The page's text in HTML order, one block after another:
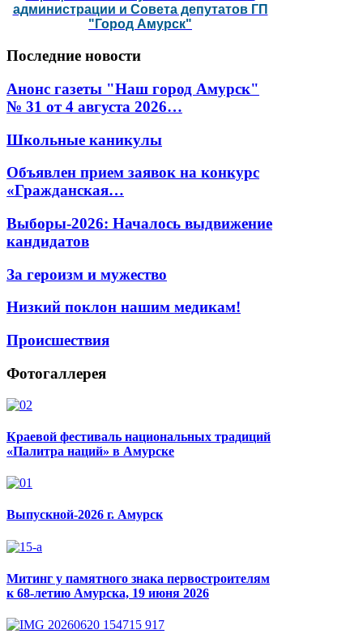
администрации и Совета депутатов ГП
"Город Амурск"
Последние новости
Анонс газеты "Наш город Амурск"
№ 31 от 4 августа 2026…
Школьные каникулы
Объявлен прием заявок на конкурс
«Гражданская…
Выборы-2026: Началось выдвижение
кандидатов
За героизм и мужество
Низкий поклон нашим медикам!
Происшествия
Фотогаллерея
Краевой фестиваль национальных традиций
«Палитра наций» в Амурске
Выпускной-2026 г. Амурск
Митинг у памятного знака первостроителям
к 68-летию Амурска, 19 июня 2026